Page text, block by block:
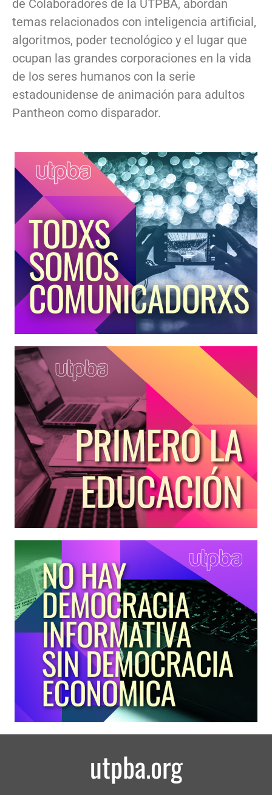
de Colaboradores de la UTPBA, abordan
temas relacionados con inteligencia artificial,
algoritmos, poder tecnológico y el lugar que
ocupan las grandes corporaciones en la vida
de los seres humanos con la serie
estadounidense de animación para adultos
Pantheon como disparador.
utpba.org